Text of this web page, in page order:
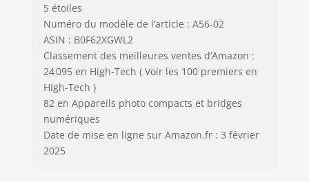
5 étoiles
Numéro du modèle de l’article : A56-02
ASIN : B0F62XGWL2
Classement des meilleures ventes d’Amazon :
24 095 en High-Tech ( Voir les 100 premiers en
High-Tech )
82 en Appareils photo compacts et bridges
numériques
Date de mise en ligne sur Amazon.fr : 3 février
2025